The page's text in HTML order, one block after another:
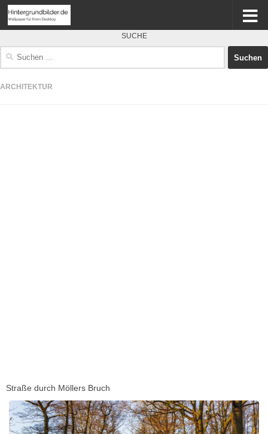
SUCHE
ARCHITEKTUR
Straße durch Möllers Bruch